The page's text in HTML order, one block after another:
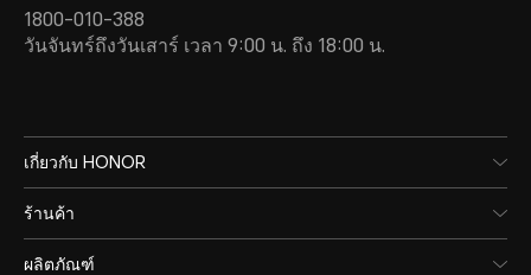
1800-010-388
วันจันทร์ถึงวันเสาร์ เวลา 9:00 น. ถึง 18:00 น.
เกี่ยวกับ HONOR
ร้านค้า
ผลิตภัณฑ์